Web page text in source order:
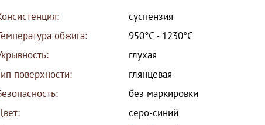
суспензия
обжига:
950°С - 1230°С
глухая
поверхности:
глянцевая
без маркировки
серо-синий